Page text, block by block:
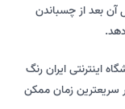
بعد از چسباندن
اینترنتی ایران رنگ
سریعترین زمان ممکن